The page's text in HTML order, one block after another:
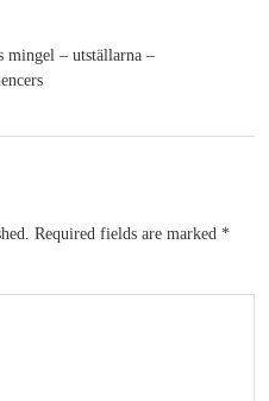
mingel – utställarna –
Required fields are marked *